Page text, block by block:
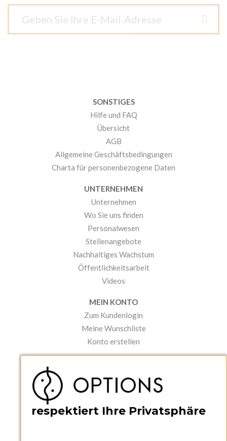
SONSTIGES
Hilfe und FAQ
Übersicht
AGB
Allgemeine Geschäftsbedingungen
Charta für personenbezogene Daten
UNTERNEHMEN
Unternehmen
Wo Sie uns finden
Personalwesen
Stellenangebote
Nachhaltiges Wachstum
Öffentlichkeitsarbeit
Videos
MEIN KONTO
Zum Kundenlogin
Meine Wunschliste
Konto erstellen
Kataloge und Bestellschein
Bedienungsanleitungen
respektiert Ihre Privatsphäre